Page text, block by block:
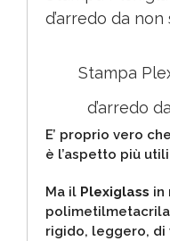
d’arredo da
Stampa
d’arredo
E’ proprio vero
è l’aspetto più
Ma il Plexiglass in
rigido, leggero, di